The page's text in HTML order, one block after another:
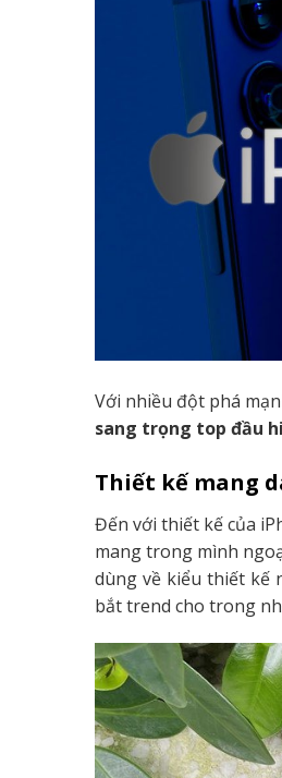
Với nhiều đột phá
sang trọng top đầu
Thiết kế mang
Đến với thiết kế của
mang trong mình
dùng về kiểu thiết kế
bắt trend cho trong